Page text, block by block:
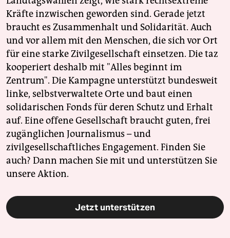
Kräfte inzwischen geworden sind. Gerade jetzt
braucht es Zusammenhalt und Solidarität. Auch
und vor allem mit den Menschen, die sich vor Ort
für eine starke Zivilgesellschaft einsetzen. Die taz
kooperiert deshalb mit "Alles beginnt im
Zentrum". Die Kampagne unterstützt bundesweit
linke, selbstverwaltete Orte und baut einen
solidarischen Fonds für deren Schutz und Erhalt
auf. Eine offene Gesellschaft braucht guten, frei
zugänglichen Journalismus – und
zivilgesellschaftliches Engagement. Finden Sie
auch? Dann machen Sie mit und unterstützen Sie
unsere Aktion.
Jetzt unterstützen